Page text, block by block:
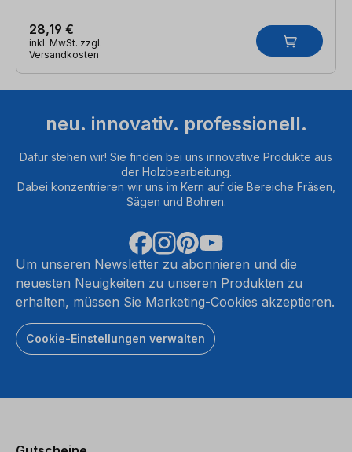
28,19 €
inkl. MwSt. zzgl.
Versandkosten
neu. innovativ. professionell.
Dafür stehen wir! Sie finden bei uns innovative Produkte aus
der Holzbearbeitung.
Dabei konzentrieren wir uns im Kern auf die Bereiche Fräsen,
Sägen und Bohren.
Um unseren Newsletter zu abonnieren und die
neuesten Neuigkeiten zu unseren Produkten zu
erhalten, müssen Sie Marketing-Cookies akzeptieren.
Cookie-Einstellungen verwalten